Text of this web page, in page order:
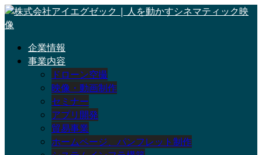
企業情報
事業内容
ドローン空撮
映像・動画制作
セミナー
アプリ開発
貿易事業
ホームページ、パンフレット制作